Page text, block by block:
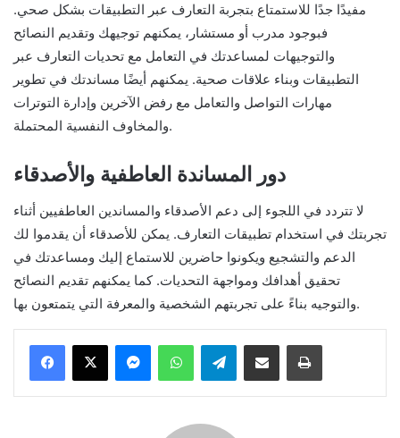
مفيدًا جدًا للاستمتاع بتجربة التعارف عبر التطبيقات بشكل صحي.
فبوجود مدرب أو مستشار، يمكنهم توجيهك وتقديم النصائح
والتوجيهات لمساعدتك في التعامل مع تحديات التعارف عبر
التطبيقات وبناء علاقات صحية. يمكنهم أيضًا مساندتك في تطوير
مهارات التواصل والتعامل مع رفض الآخرين وإدارة التوترات
والمخاوف النفسية المحتملة.
دور المساندة العاطفية والأصدقاء
لا تتردد في اللجوء إلى دعم الأصدقاء والمساندين العاطفيين أثناء
تجربتك في استخدام تطبيقات التعارف. يمكن للأصدقاء أن يقدموا لك
الدعم والتشجيع ويكونوا حاضرين للاستماع إليك ومساعدتك في
تحقيق أهدافك ومواجهة التحديات. كما يمكنهم تقديم النصائح
والتوجيه بناءً على تجربتهم الشخصية والمعرفة التي يتمتعون بها.
MessengerWhatsAppTelegramShare via Email Print